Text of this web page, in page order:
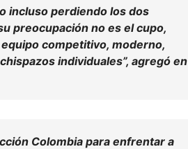
incluso perdiendo los dos
preocupación no es el cupo,
equipo competitivo, moderno,
individuales”, agregó en
Colombia para enfrentar a